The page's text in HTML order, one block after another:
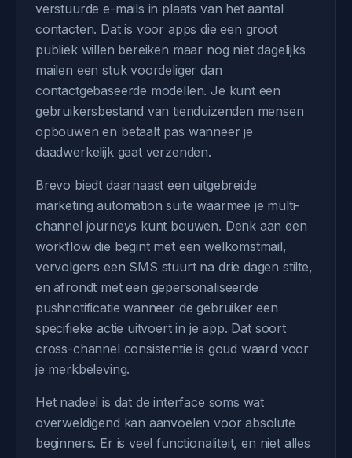
verstuurde e-mails in plaats van het aantal
contacten. Dat is voor apps die een groot
publiek willen bereiken maar nog niet dagelijks
mailen een stuk voordeliger dan
contactgebaseerde modellen. Je kunt een
gebruikersbestand van tienduizenden mensen
opbouwen en betaalt pas wanneer je
daadwerkelijk gaat verzenden.
Brevo biedt daarnaast een uitgebreide
marketing automation suite waarmee je multi-
channel journeys kunt bouwen. Denk aan een
workflow die begint met een welkomstmail,
vervolgens een SMS stuurt na drie dagen stilte,
en afrondt met een gepersonaliseerde
pushnotificatie wanneer de gebruiker een
specifieke actie uitvoert in je app. Dat soort
cross-channel consistentie is goud waard voor
je merkbeleving.
Het nadeel is dat de interface soms wat
overweldigend kan aanvoelen voor absolute
beginners. Er is veel functionaliteit, en niet alles